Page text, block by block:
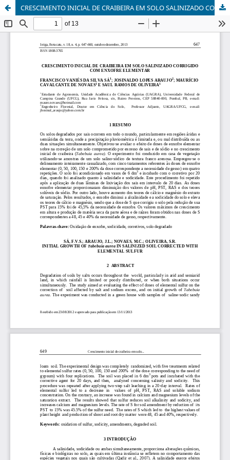
CRESCIMENTO INICIAL DE CRAIBEIRA EM SOLO SALINIZADO CORRIGIDO COM ENXOFRE ELEMENTAR